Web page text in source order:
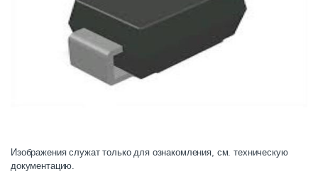
Изображения служат только для ознакомления, см. техническую
документацию.